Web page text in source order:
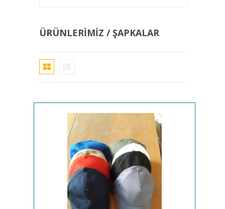
ÜRÜNLERIMIZ / ŞAPKALAR